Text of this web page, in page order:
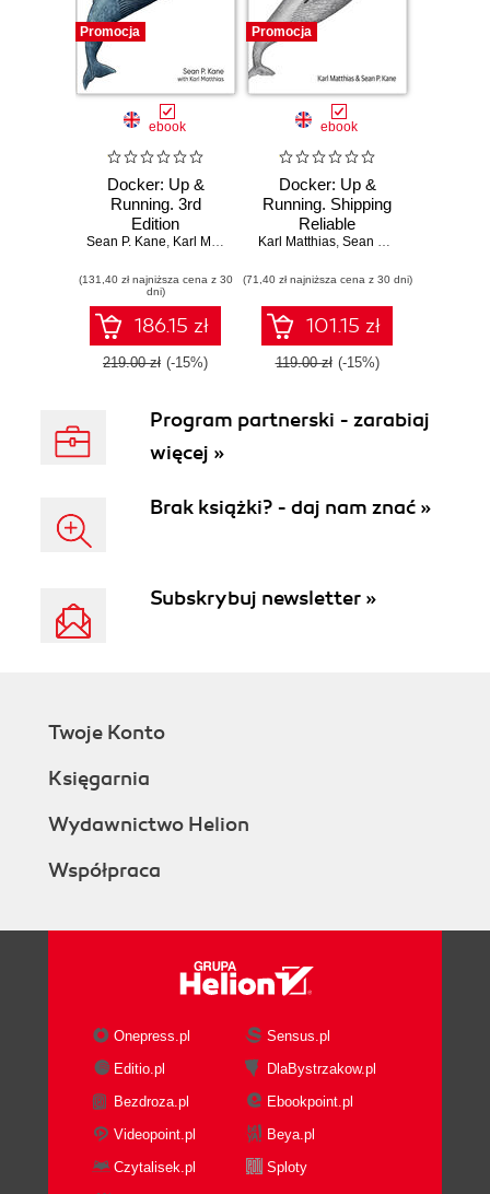
Promocja
ebook
Docker: Up &
Running. 3rd
Edition
Sean P. Kane, Karl Matthias
(131,40 zł najniższa cena z 30
dni)
186.15 zł
219.00 zł (-15%)
Promocja
ebook
Docker: Up &
Running. Shipping
Reliable
Containers in
Karl Matthias, Sean P. Kane
(71,40 zł najniższa cena z 30 dni)
101.15 zł
119.00 zł (-15%)
Program partnerski - zarabiaj
więcej »
Brak książki? - daj nam znać »
Subskrybuj newsletter »
Twoje Konto
Księgarnia
Wydawnictwo Helion
Współpraca
Onepress.pl
Sensus.pl
Editio.pl
DlaBystrzakow.pl
Bezdroza.pl
Ebookpoint.pl
Videopoint.pl
Beya.pl
Czytalisek.pl
Sploty